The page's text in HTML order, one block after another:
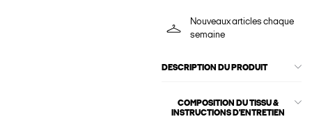
Nouveaux articles chaque
semaine
DESCRIPTION DU PRODUIT
COMPOSITION DU TISSU &
INSTRUCTIONS D'ENTRETIEN